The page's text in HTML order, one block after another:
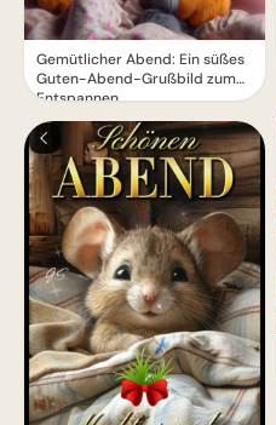
Gemütlicher Abend: Ein süßes
Guten-Abend-Grußbild zum
Entspannen